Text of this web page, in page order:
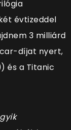
évtizeddel
3 milliárd
díjat nyert,
és a Titanic